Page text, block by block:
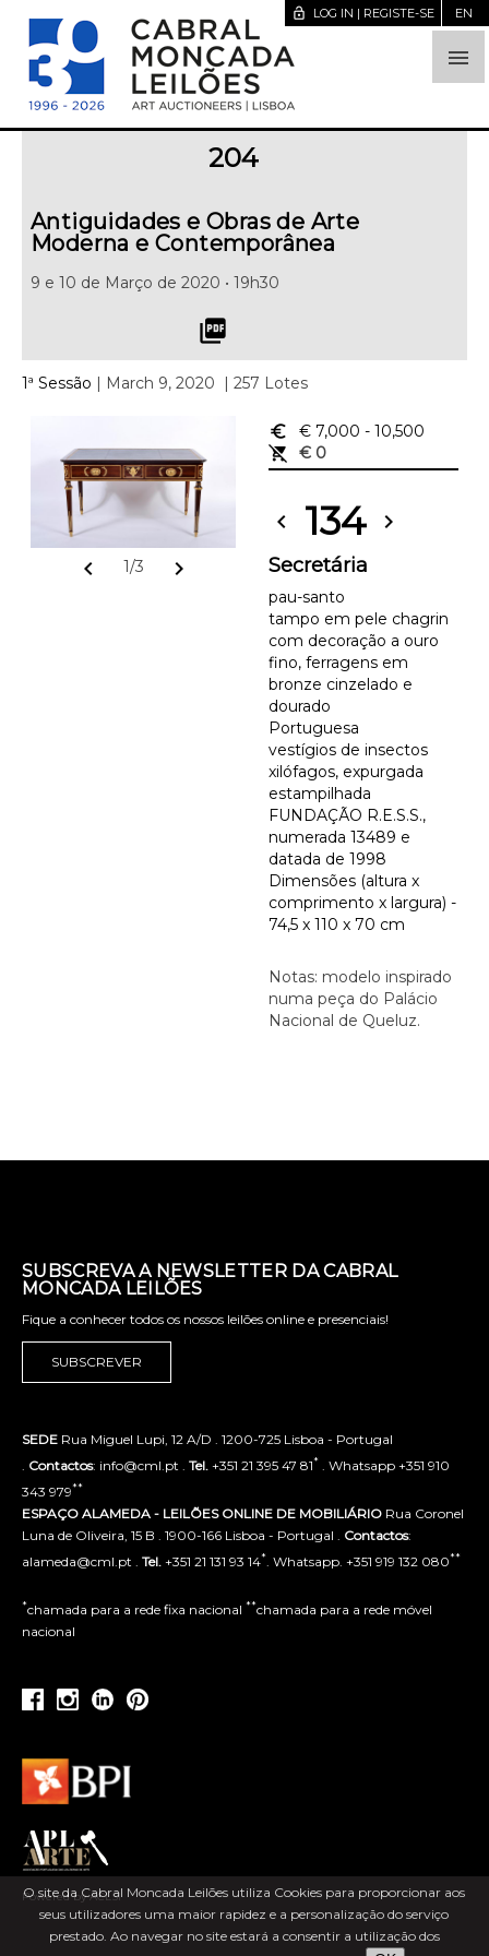
O site da Cabral Moncada Leilões utiliza Cookies para proporcionar aos
seus utilizadores uma maior rapidez e a personalização do serviço
prestado. Ao navegar no site estará a consentir a utilização dos

lock_open LOG IN | REGISTE-SE EN
204
Antiguidades e Obras de Arte
Moderna e Contemporânea
9 e 10 de Março de 2020 • 19h30
picture_as_pdf
1ª Sessão | March 9, 2020 | 257 Lotes
chevron_left 1/3 chevron_right
euro_symbol € 7,000 - 10,500
remove_shopping_cart
€ 0
chevron_left 134 chevron_right
Secretária
pau-santo
tampo em pele chagrin
com decoração a ouro
fino, ferragens em
bronze cinzelado e
dourado
Portuguesa
vestígios de insectos
xilófagos, expurgada
estampilhada
FUNDAÇÃO R.E.S.S.,
numerada 13489 e
datada de 1998
Dimensões (altura x
comprimento x largura) -
74,5 x 110 x 70 cm
Notas: modelo inspirado
numa peça do Palácio
Nacional de Queluz.
SUBSCREVA A NEWSLETTER DA CABRAL
MONCADA LEILÕES
Fique a conhecer todos os nossos leilões online e presenciais!
SUBSCREVER
SEDE Rua Miguel Lupi, 12 A/D . 1200-725 Lisboa - Portugal
Contactos: info@cml.pt . Tel. +351 21 395 47 81* . Whatsapp +351 910
343 979**
ESPAÇO ALAMEDA - LEILÕES ONLINE DE MOBILIÁRIO Rua Coronel
Luna de Oliveira, 15 B . 1900-166 Lisboa - Portugal . Contactos:
alameda@cml.pt . Tel. +351 21 131 93 14* . Whatsapp. +351 919 132 080**
*chamada para a rede fixa nacional **chamada para a rede móvel
nacional
Powered by ACLSI